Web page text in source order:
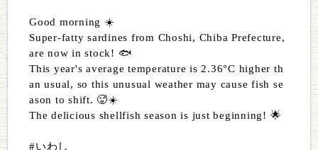
Good morning ☀️
Super-fatty sardines from Choshi, Chiba Prefecture,
are now in stock! 🐟
This year's average temperature is 2.36°C higher th
an usual, so this unusual weather may cause fish se
ason to shift. 🥵☀️
The delicious shellfish season is just beginning! 🌟
#いわし